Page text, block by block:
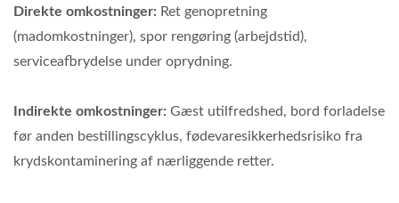
Direkte omkostninger: Ret genopretning
(madomkostninger), spor rengøring (arbejdstid),
serviceafbrydelse under oprydning.
Indirekte omkostninger: Gæst utilfredshed, bord forladelse
før anden bestillingscyklus, fødevaresikkerhedsrisiko fra
krydskontaminering af nærliggende retter.